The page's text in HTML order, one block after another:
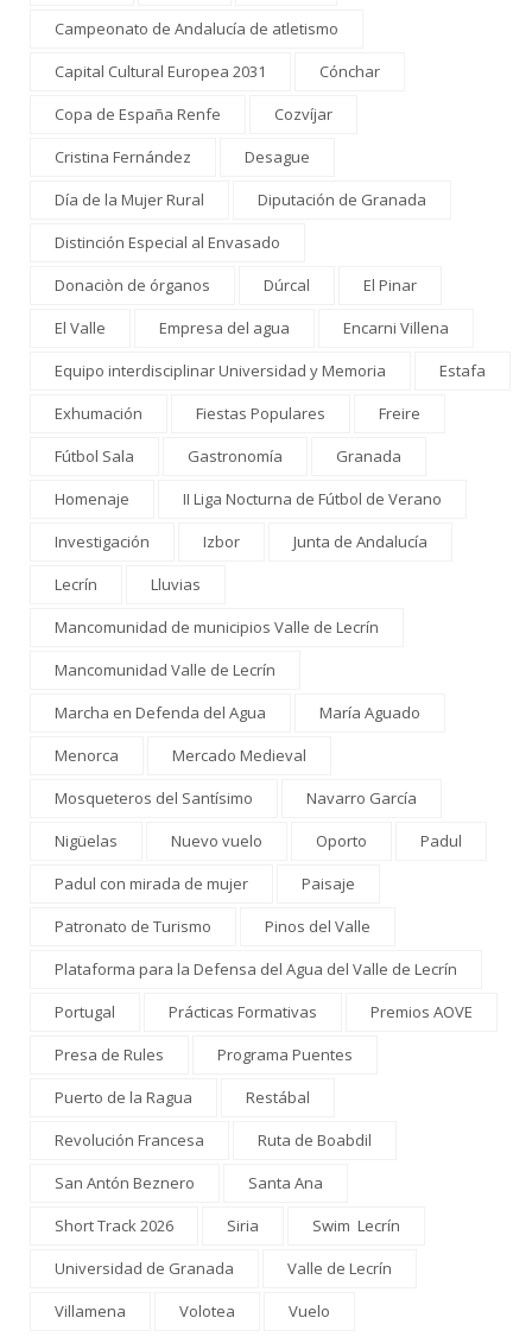
Campeonato de Andalucía de atletismo
Capital Cultural Europea 2031
Cónchar
Copa de España Renfe
Cozvíjar
Cristina Fernández
Desague
Día de la Mujer Rural
Diputación de Granada
Distinción Especial al Envasado
Donaciòn de órganos
Dúrcal
El Pinar
El Valle
Empresa del agua
Encarni Villena
Equipo interdisciplinar Universidad y Memoria
Estafa
Exhumación
Fiestas Populares
Freire
Fútbol Sala
Gastronomía
Granada
Homenaje
II Liga Nocturna de Fútbol de Verano
Investigación
Izbor
Junta de Andalucía
Lecrín
Lluvias
Mancomunidad de municipios Valle de Lecrín
Mancomunidad Valle de Lecrín
Marcha en Defenda del Agua
María Aguado
Menorca
Mercado Medieval
Mosqueteros del Santísimo
Navarro García
Nigüelas
Nuevo vuelo Oporto
Padul
Padul con mirada de mujer
Paisaje
Patronato de Turismo
Pinos del Valle
Plataforma para la Defensa del Agua del Valle de Lecrín
Portugal
Prácticas Formativas
Premios AOVE
Presa de Rules
Programa Puentes
Puerto de la Ragua
Restábal
Revolución Francesa
Ruta de Boabdil
San Antón Beznero
Santa Ana
Short Track 2026
Siria
Swim Lecrín
Universidad de Granada
Valle de Lecrín
Villamena
Volotea Vuelo